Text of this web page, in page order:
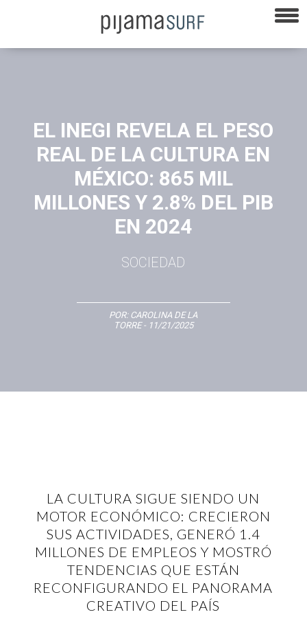
EL INEGI REVELA EL PESO
REAL DE LA CULTURA EN
MÉXICO: 865 MIL
MILLONES Y 2.8% DEL PIB
EN 2024
SOCIEDAD
POR: CAROLINA DE LA
TORRE- 11/21/2025
LA CULTURA SIGUE SIENDO UN
MOTOR ECONÓMICO: CRECIERON
SUS ACTIVIDADES, GENERÓ 1.4
MILLONES DE EMPLEOS Y MOSTRÓ
TENDENCIAS QUE ESTÁN
RECONFIGURANDO EL PANORAMA
CREATIVO DEL PAÍS